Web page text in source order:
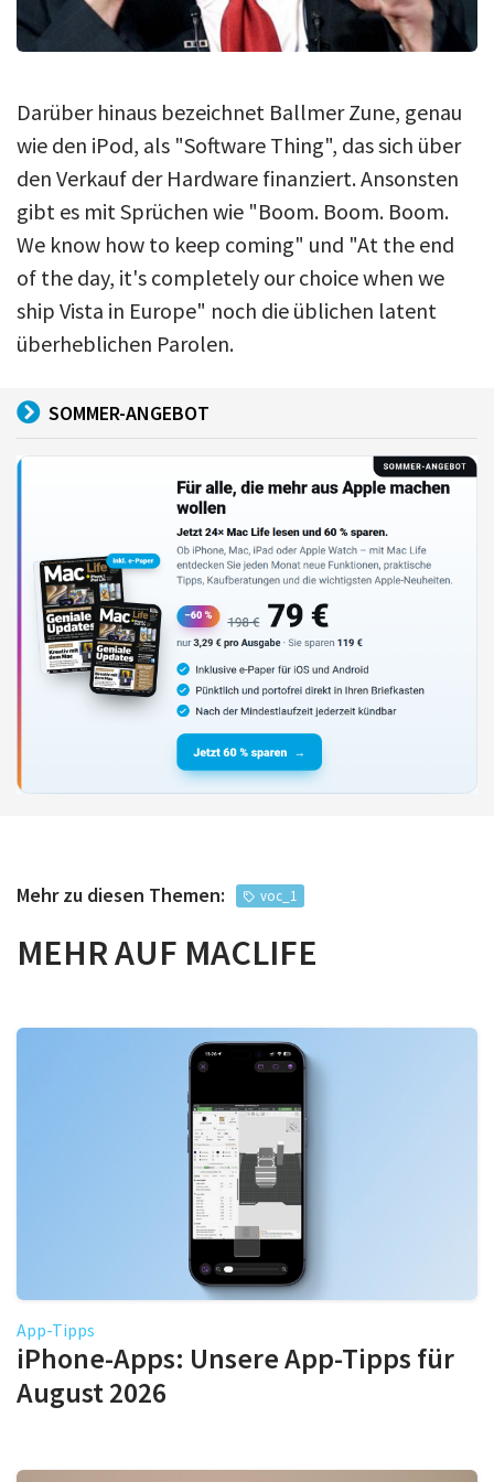
Darüber hinaus bezeichnet Ballmer Zune, genau
wie den iPod, als "Software Thing", das sich über
den Verkauf der Hardware finanziert. Ansonsten
gibt es mit Sprüchen wie "Boom. Boom. Boom.
We know how to keep coming" und "At the end
of the day, it's completely our choice when we
ship Vista in Europe" noch die üblichen latent
überheblichen Parolen.
SOMMER-ANGEBOT
Mehr zu diesen Themen: voc_1
MEHR AUF MACLIFE
App-Tipps
iPhone-Apps: Unsere App-Tipps für
August 2026